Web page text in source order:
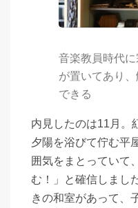
音楽教員時代
が置いてあり
できる
内見したのは11月。
夕陽を浴びて佇む平
囲気をまとっていて
む！」と確信しまし
きの和室があって、